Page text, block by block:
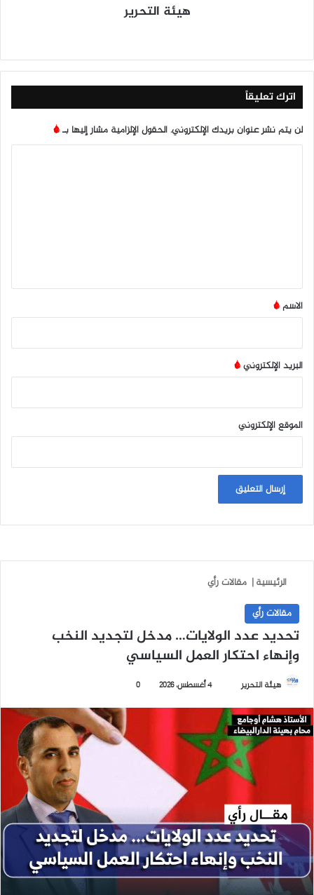
هيئة التحرير
الوي
ب
وك
م
k
اترك تعليقاً
لن يتم نشر عنوان بريدك الإلكتروني.الحقول الإلزامية مشار إليها بـ*
*
الاسم*
البريد الإلكتروني*
الموقع الإلكتروني